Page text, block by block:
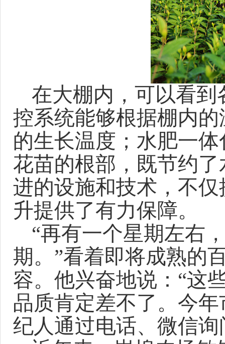
在大棚内，可以看
控系统能够根据棚内
的生长温度； 水肥一体
花苗的根部，既节约
进的设施和技术，不
升提供了有力保障。
“再有一个星期左右
期。 ”看着即将成熟的
容。他兴奋地说： “这
品质肯定差不了。今
纪人通过电话、微信